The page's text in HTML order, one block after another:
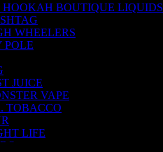
HOOKAH BOUTIQUE LIQUIDS
WHEELERS
POLE
JUICE
VAPE
TOBACCO
LIFE